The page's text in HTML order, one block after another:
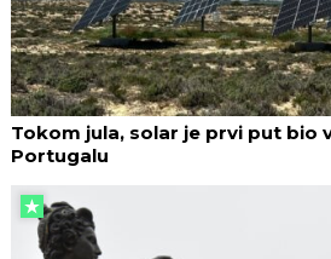
Tokom jula, solar je prvi put bio
Portugalu